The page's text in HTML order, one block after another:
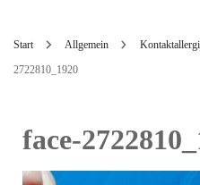
Start Allgemein
2722810_1920
face-